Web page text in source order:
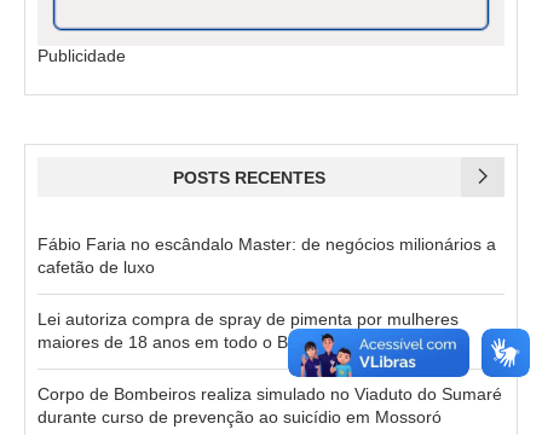
Publicidade
POSTS RECENTES
Fábio Faria no escândalo Master: de negócios milionários a
cafetão de luxo
Lei autoriza compra de spray de pimenta por mulheres
maiores de 18 anos em todo o Brasil
Corpo de Bombeiros realiza simulado no Viaduto do Sumaré
durante curso de prevenção ao suicídio em Mossoró